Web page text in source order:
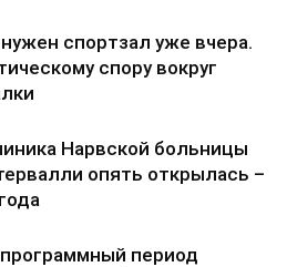
спортзал уже вчера.
спору вокруг
Нарвской больницы
опять открылась –
период